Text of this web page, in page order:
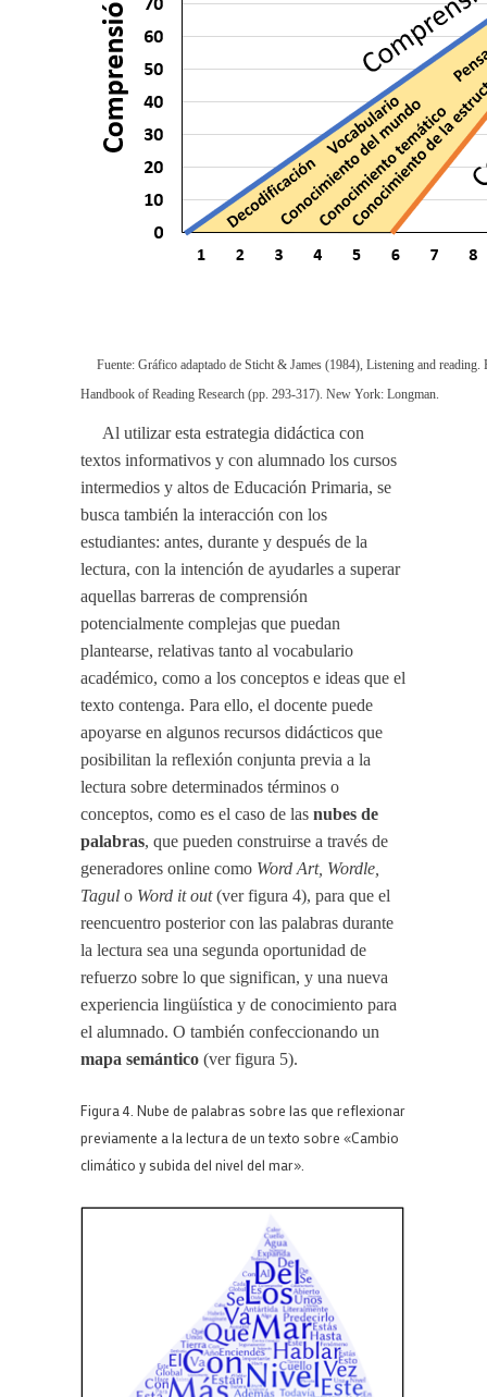
Fuente: Gráfico adaptado de Sticht & James (1984), Listening and
Handbook of Reading Research (pp. 293-317). New York: Longman.
Al utilizar esta estrategia didáctica con
textos informativos y con alumnado los cursos
intermedios y altos de Educación Primaria, se
busca también la interacción con los
estudiantes: antes, durante y después de la
lectura, con la intención de ayudarles a superar
aquellas barreras de comprensión
potencialmente complejas que puedan
plantearse, relativas tanto al vocabulario
académico, como a los conceptos e ideas que el
texto contenga. Para ello, el docente puede
apoyarse en algunos recursos didácticos que
posibilitan la reflexión conjunta previa a la
lectura sobre determinados términos o
conceptos, como es el caso de las nubes de
palabras, que pueden construirse a través de
generadores online como Word Art, Wordle,
Tagul o Word it out(ver figura 4), para que el
reencuentro posterior con las palabras durante
la lectura sea una segunda oportunidad de
refuerzo sobre lo que significan, y una nueva
experiencia lingüística y de conocimiento para
el alumnado. O también confeccionando un
mapa semántico (ver figura 5).
Figura 4. Nube de palabras sobre las que reflexionar
previamente a la lectura de un texto sobre «Cambio
climático y subida del nivel del mar».